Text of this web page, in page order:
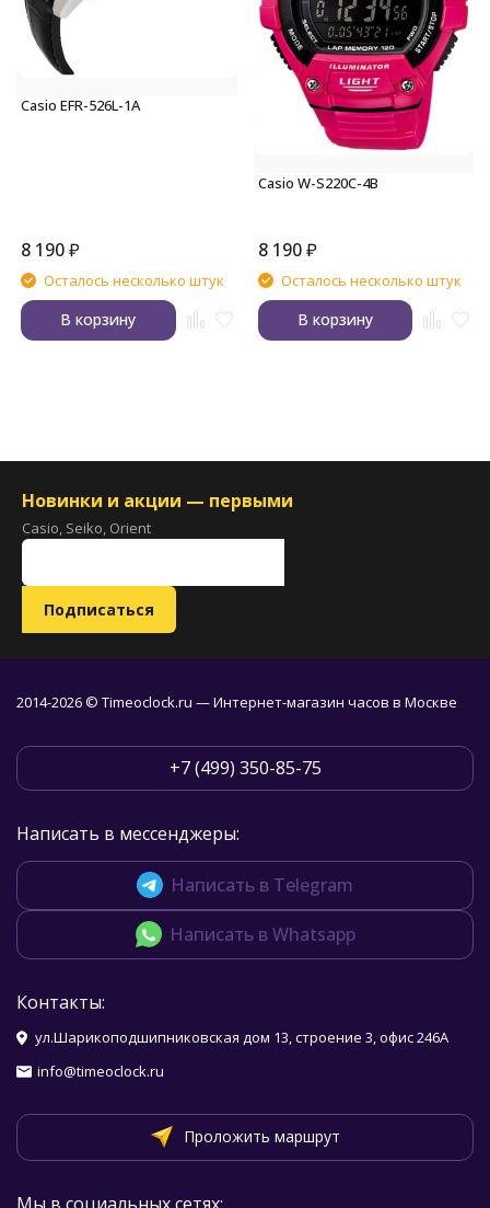
Casio EFR-526L-1A
8 190₽
Осталось несколько штук
В корзину
Casio W-S220C-4B
8 190 ₽
Осталось несколько штук
В корзину
Новинки и акции — первыми
Casio, Seiko, Orient
2014-2026 © Timeoclock.ru — Интернет-магазин часов в Москве
+7 (499) 350-85-75
Написать в мессенджеры:
Написать в Telegram
Написать в Whatsapp
Контакты:
ул.Шарикоподшипниковская дом 13, строение 3, офис 246А
info@timeoclock.ru
Проложить маршрут